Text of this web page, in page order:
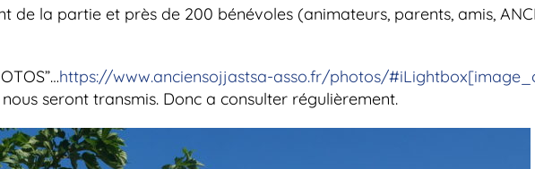
de la partie et près de 200 bénévoles (animateurs, parents, amis,
https://www.anciensojjastsa-asso.fr/photos/
seront transmis. Donc a consulter régulièrement.